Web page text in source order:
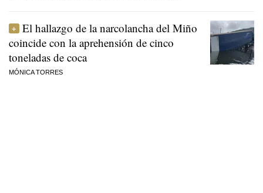
El hallazgo de la narcolancha del Miño
coincide con la aprehensión de cinco
toneladas de coca
MÓNICA TORRES